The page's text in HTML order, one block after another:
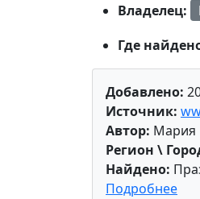
Владелец:
Где
Добавлено:
Источник:
Автор: Мария
Регион \
Найдено:
Подробнее